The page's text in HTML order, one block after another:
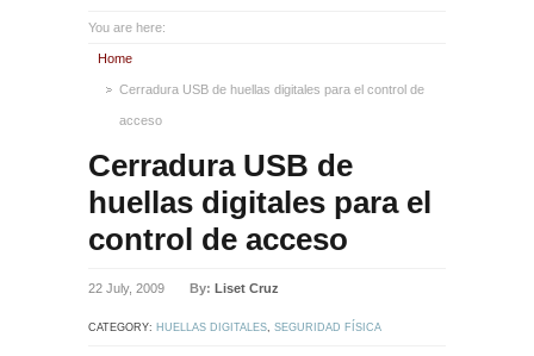
You are here:
Home
Cerradura USB de huellas digitales para el control de
acceso
Cerradura USB de
huellas digitales para el
control de acceso
22 July, 2009 By: Liset Cruz
CATEGORY: HUELLAS DIGITALES, SEGURIDAD FÍSICA